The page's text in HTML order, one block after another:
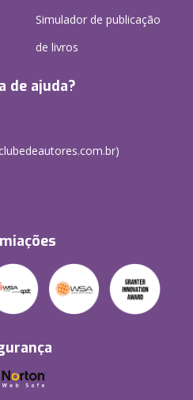
Simulador de publicação
de livros
de ajuda?